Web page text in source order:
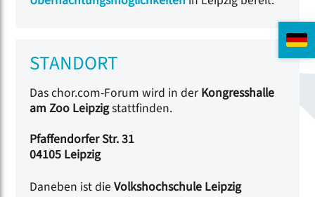
STANDORT
Das chor.com-Forum wird in der Kongresshalle
am Zoo Leipzigstattfinden.
Pfaffendorfer Str. 31
04105 Leipzig
Daneben ist dieVolkshochschule Leipzig